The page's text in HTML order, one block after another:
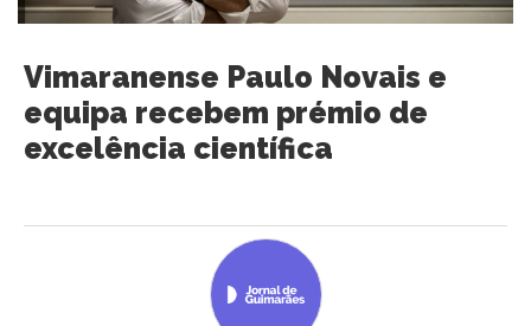
Vimaranense Paulo Novais e
equipa recebem prémio de
excelência científica